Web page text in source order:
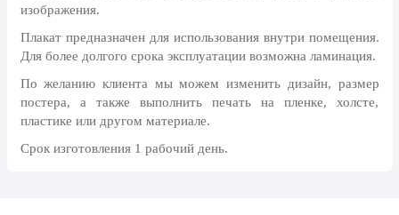
Светлая Пасха
12 апреля, День космонавтики
18 апреля, Дни исторического и
1 мая, праздник Весны и Труда
6 мая, День герба и флага города
изображения.
Плакат предназначен для использования внутри помещения.
Для более долгого срока эксплуатации возможна ламинация.
По желанию клиента мы можем изменить дизайн, размер
постера, а также выполнить печать на пленке, холсте,
пластике или другом материале.
Срок изготовления 1 рабочий день.